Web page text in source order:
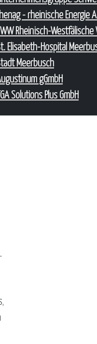
- rheinische Energie
Rheinisch-
Elisabeth-Hospital
Meerbusch
gGmbH
Solutions Plus GmbH